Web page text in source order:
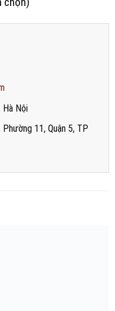
Hà Nội
11, Quận 5, TP